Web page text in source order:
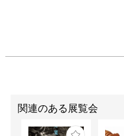
関連のある展覧会